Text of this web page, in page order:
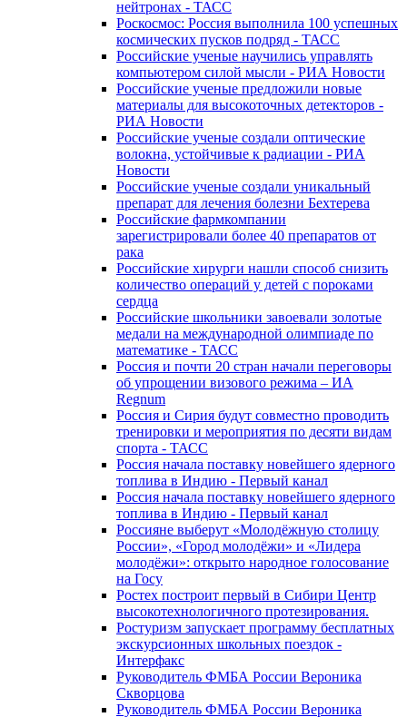
нейтронах - ТАСС
Роскосмос: Россия выполнила 100 успешных
космических пусков подряд - ТАСС
Российские ученые научились управлять
компьютером силой мысли - РИА Новости
Российские ученые предложили новые
материалы для высокоточных детекторов -
РИА Новости
Российские ученые создали оптические
волокна, устойчивые к радиации - РИА
Новости
Российские ученые создали уникальный
препарат для лечения болезни Бехтерева
Российские фармкомпании
зарегистрировали более 40 препаратов от
рака
Российские хирурги нашли способ снизить
количество операций у детей с пороками
сердца
Российские школьники завоевали золотые
медали на международной олимпиаде по
математике - ТАСС
Россия и почти 20 стран начали переговоры
об упрощении визового режима – ИА
Regnum
Россия и Сирия будут совместно проводить
тренировки и мероприятия по десяти видам
спорта - ТАСС
Россия начала поставку новейшего ядерного
топлива в Индию - Первый канал
Россия начала поставку новейшего ядерного
топлива в Индию - Первый канал
Россияне выберут «Молодёжную столицу
России», «Город молодёжи» и «Лидера
молодёжи»: открыто народное голосование
на Госу
Ростех построит первый в Сибири Центр
высокотехнологичного протезирования.
Ростуризм запускает программу бесплатных
экскурсионных школьных поездок -
Интерфакс
Руководитель ФМБА России Вероника
Скворцова
Руководитель ФМБА России Вероника